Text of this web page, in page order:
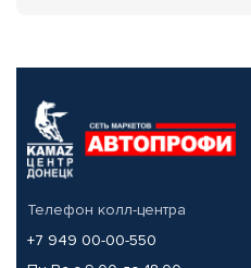
Телефон колл-центра
+7 949 00-00-550